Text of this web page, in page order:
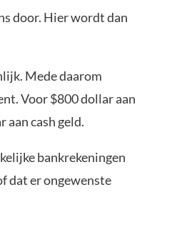
door. Hier wordt dan
Mede daarom
Voor $800 dollar aan
cash geld.
bankrekeningen
dat er ongewenste